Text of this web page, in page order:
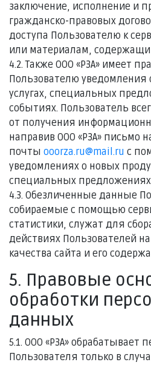
заключение, исполнение и
гражданско-правовых
доступа Пользователю к
или материалам,
4.2. Также ООО «РЗА» имеет
Пользователю уведомления
услугах, специальных
событиях. Пользователь
от получения
направив ООО «РЗА» письмо
почты ooorza.ru@mail.ru с
уведомлениях о новых
специальных
4.3. Обезличенные данные
собираемые с помощью
статистики, служат для
действиях Пользователей
качества сайта и его
5. Правовые
обработки
данных
5.1. ООО «РЗА» обрабатывает
Пользователя только в